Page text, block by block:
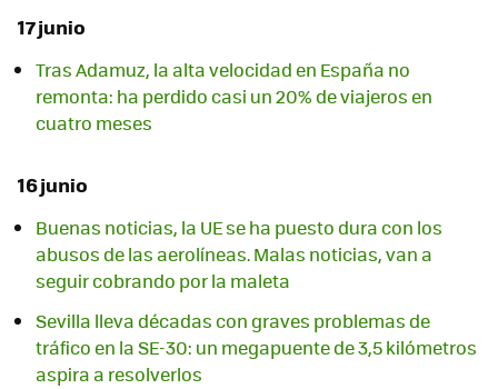
17 junio
Tras Adamuz, la alta velocidad en España no
remonta: ha perdido casi un 20% de viajeros en
cuatro meses
16 junio
Buenas noticias, la UE se ha puesto dura con los
abusos de las aerolíneas. Malas noticias, van a
seguir cobrando por la maleta
Sevilla lleva décadas con graves problemas de
tráfico en la SE-30: un megapuente de 3,5 kilómetros
aspira a resolverlos